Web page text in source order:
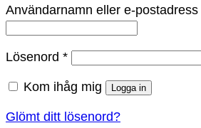
Användarnamn eller e-postadress
Lösenord *Obligatoriskt
Kom ihåg mig Logga in
Glömt ditt lösenord?